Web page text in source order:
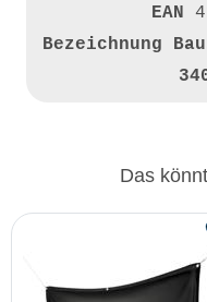
EAN
Bezeichnung
Das